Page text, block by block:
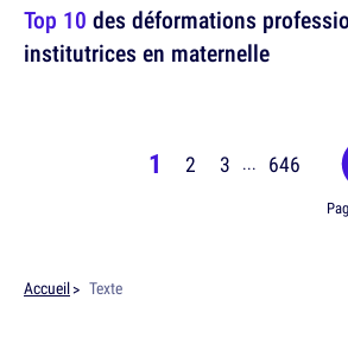
Top 10 des déformations
institutrices en maternelle
1 2 3 ... 646
Accueil Texte